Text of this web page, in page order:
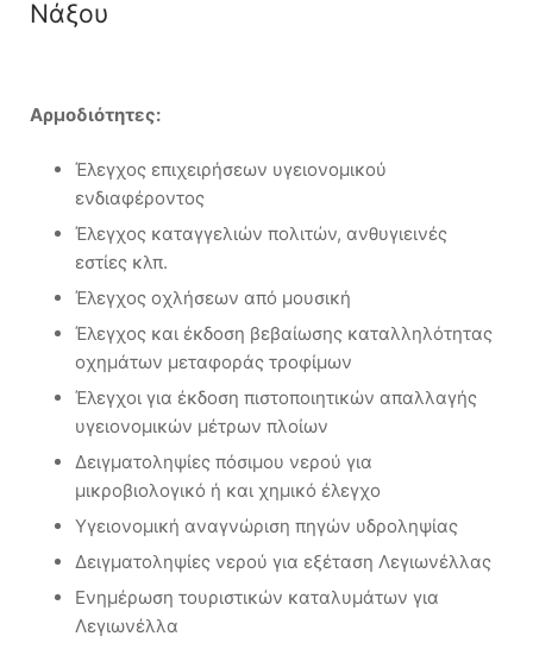
Νάξου
Αρμοδιότητες:
Έλεγχος επιχειρήσεων υγειονομικού
ενδιαφέροντος
Έλεγχος καταγγελιών πολιτών, ανθυγιεινές
εστίες κλπ.
Έλεγχος οχλήσεων από μουσική
Έλεγχος και έκδοση βεβαίωσης καταλληλότητας
οχημάτων μεταφοράς τροφίμων
Έλεγχοι για έκδοση πιστοποιητικών απαλλαγής
υγειονομικών μέτρων πλοίων
Δειγματοληψίες πόσιμου νερού για
μικροβιολογικό ή και χημικό έλεγχο
Υγειονομική αναγνώριση πηγών υδροληψίας
Δειγματοληψίες νερού για εξέταση Λεγιωνέλλας
Ενημέρωση τουριστικών καταλυμάτων για
Λεγιωνέλλα